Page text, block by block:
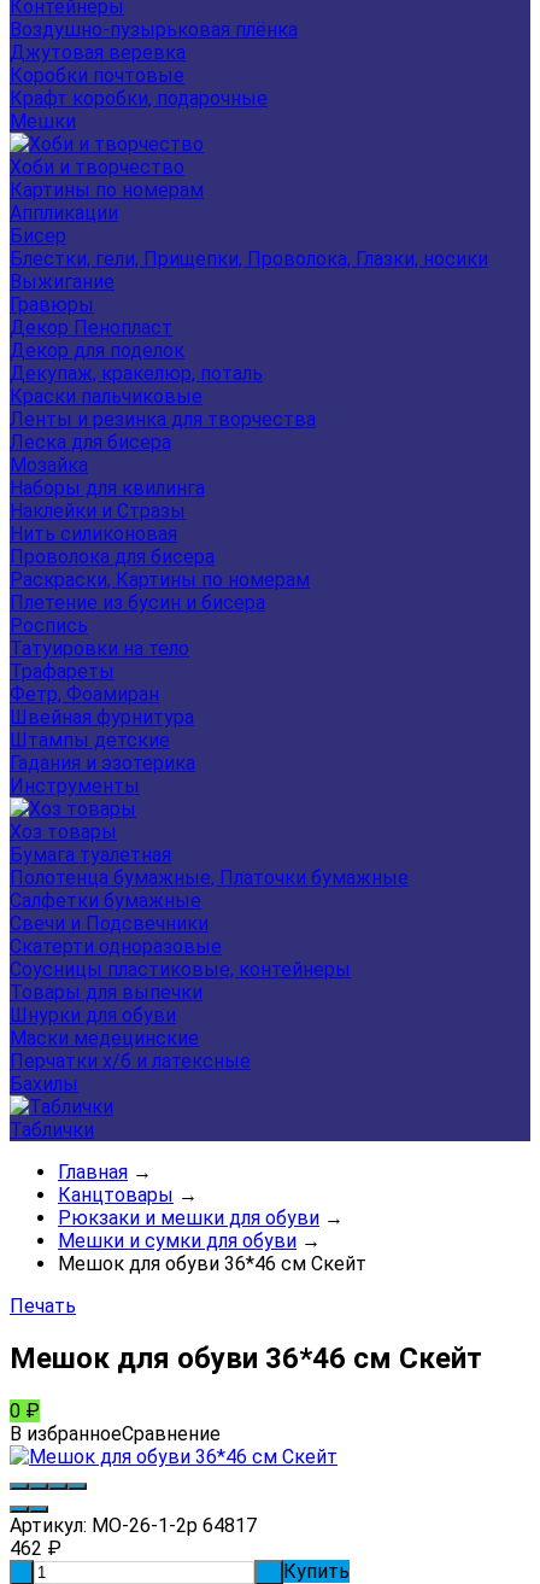
Контейнеры
Воздушно-пузырьковая плёнка
Джутовая веревка
Коробки почтовые
Крафт коробки, подарочные
Мешки
Хоби и творчество
Картины по номерам
Аппликации
Бисер
Блестки, гели, Прищепки, Проволока, Глазки, носики
Выжигание
Гравюры
Декор Пенопласт
Декор для поделок
Декупаж, кракелюр, поталь
Краски пальчиковые
Ленты и резинка для творчества
Леска для бисера
Мозайка
Наборы для квилинга
Наклейки и Стразы
Нить силиконовая
Проволока для бисера
Раскраски, Картины по номерам
Плетение из бусин и бисера
Роспись
Татуировки на тело
Трафареты
Фетр, Фоамиран
Швейная фурнитура
Штампы детские
Гадания и эзотерика
Инструменты
Хоз товары
Бумага туалетная
Полотенца бумажные, Платочки бумажные
Салфетки бумажные
Свечи и Подсвечники
Скатерти одноразовые
Соусницы пластиковые, контейнеры
Товары для выпечки
Шнурки для обуви
Маски медецинские
Перчатки х/б и латексные
Бахилы
Таблички
Главная →
Канцтовары →
Рюкзаки и мешки для обуви →
Мешки и сумки для обуви →
Мешок для обуви 36*46 см Скейт
Печать
Мешок для обуви 36*46 см Скейт
0 ₽
В избранноеСравнение
Артикул: МО-26-1-2р 64817
462 ₽
Купить